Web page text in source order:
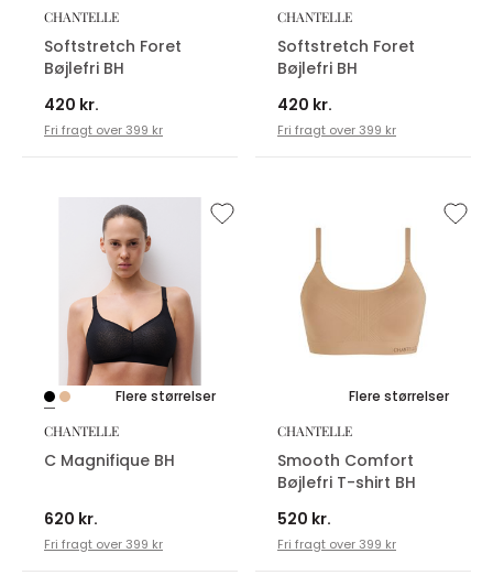
CHANTELLE
Softstretch Foret
Bøjlefri BH
420 kr.
Fri fragt over 399 kr
CHANTELLE
Softstretch Foret
Bøjlefri BH
420 kr.
Fri fragt over 399 kr
Flere størrelser
CHANTELLE
C Magnifique BH
620 kr.
Fri fragt over 399 kr
Flere størrelser
CHANTELLE
Smooth Comfort
Bøjlefri T-shirt BH
520 kr.
Fri fragt over 399 kr